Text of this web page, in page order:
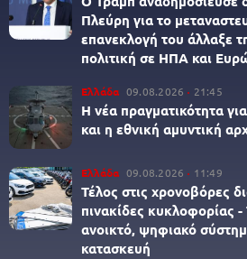
Πλεύρη για το
επανεκλογή του άλλαξε
πολιτική σε ΗΠΑ και
Ελλάδα 09.08.2026 21:45
Η νέα πραγματικότητα
και η εθνική αμυντική
Ελλάδα 09.08.2026 11:49
Τέλος στις χρονοβόρες
πινακίδες κυκλοφορίας -
ανοικτό, ψηφιακό
κατασκευή